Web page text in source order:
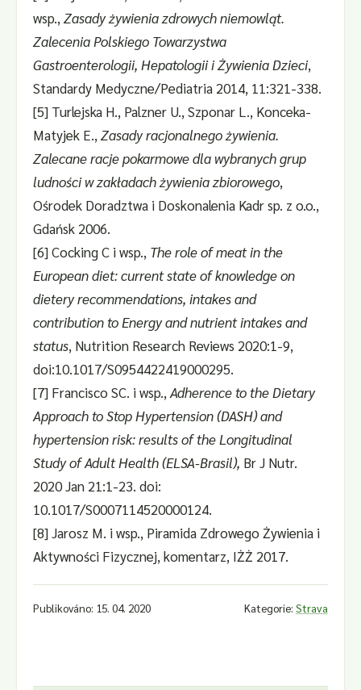
wsp.,Zasady żywienia zdrowych niemowląt.
Zalecenia Polskiego Towarzystwa
Gastroenterologii, Hepatologii i Żywienia Dzieci,
Standardy Medyczne/Pediatria 2014, 11:321-338.
[5] Turlejska H., Palzner U., Szponar L., Konceka-
Matyjek E.,Zasady racjonalnego żywienia.
Zalecane racje pokarmowe dla wybranych grup
ludności w zakładach żywienia zbiorowego,
Ośrodek Doradztwa i Doskonalenia Kadr sp. z o.o.,
Gdańsk 2006.
[6] Cocking C i wsp., The role of meat in the
European diet: current state of knowledge on
dietery recommendations, intakes and
contribution to Energy and nutrient intakes and
status, Nutrition Research Reviews 2020:1-9,
doi:10.1017/S0954422419000295.
[7] Francisco SC. i wsp.,Adherence to the Dietary
Approach to Stop Hypertension (DASH) and
hypertension risk: results of the Longitudinal
Study of Adult Health (ELSA-Brasil), Br J Nutr.
2020 Jan 21:1-23. doi:
10.1017/S0007114520000124.
[8] Jarosz M. i wsp., Piramida Zdrowego Żywienia i
Aktywności Fizycznej, komentarz, IŻŻ 2017.
Publikováno: 15. 04. 2020 Kategorie: Strava